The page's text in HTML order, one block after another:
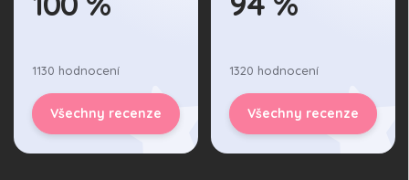
1130 hodnocení
Všechny recenze
1320 hodnocení
Všechny recenze